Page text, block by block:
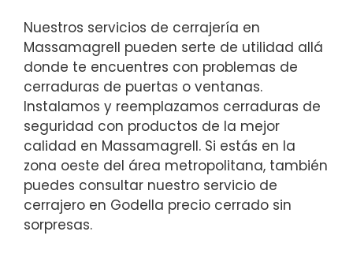
Nuestros servicios de cerrajería en
Massamagrell pueden serte de utilidad allá
donde te encuentres con problemas de
cerraduras de puertas o ventanas.
Instalamos y reemplazamos cerraduras de
seguridad con productos de la mejor
calidad en Massamagrell. Si estás en la
zona oeste del área metropolitana, también
puedes consultar nuestro servicio de
cerrajero en Godella precio cerrado sin
sorpresas.